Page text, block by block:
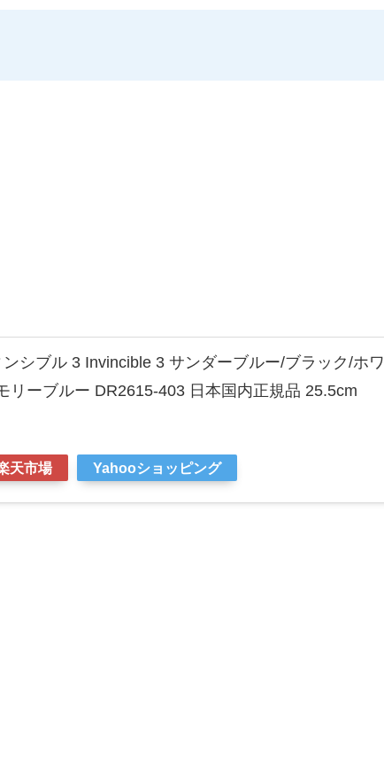
シブル 3 Invincible 3 サンダーブルー/ブラック/ホワ
リーブルー DR2615-403 日本国内正規品 25.5cm
天市場 Yahooショッピング